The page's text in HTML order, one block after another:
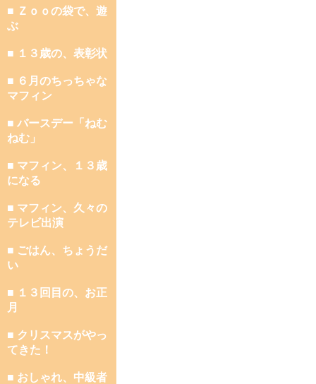
■ Ｚｏｏの袋で、遊
ぶ
■ １３歳の、表彰状
■ ６月のちっちゃな
マフィン
■ バースデー「ねむ
ねむ」
■ マフィン、１３歳
になる
■ マフィン、久々の
テレビ出演
■ ごはん、ちょうだ
い
■ １３回目の、お正
月
■ クリスマスがやっ
てきた！
■ おしゃれ、中級者